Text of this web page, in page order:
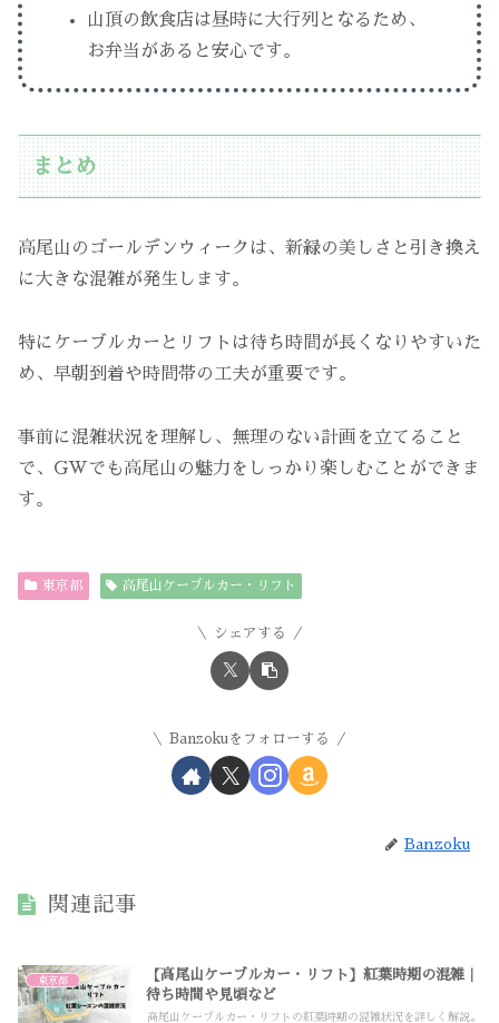
山頂の飲食店は昼時に大行列となるため、
お弁当があると安心です。
まとめ
高尾山のゴールデンウィークは、新緑の美しさと引き換え
に大きな混雑が発生します。
特にケーブルカーとリフトは待ち時間が長くなりやすいた
め、早朝到着や時間帯の工夫が重要です。
事前に混雑状況を理解し、無理のない計画を立てること
で、GWでも高尾山の魅力をしっかり楽しむことができま
す。
東京都 高尾山ケーブルカー・リフト
シェアする
Banzokuをフォローする
Banzoku
関連記事
東京都
【高尾山ケーブルカー・リフト】紅葉時期の混雑｜
待ち時間や見頃など
高尾山ケーブルカー・リフトの紅葉時期の混雑状況を詳しく解説。